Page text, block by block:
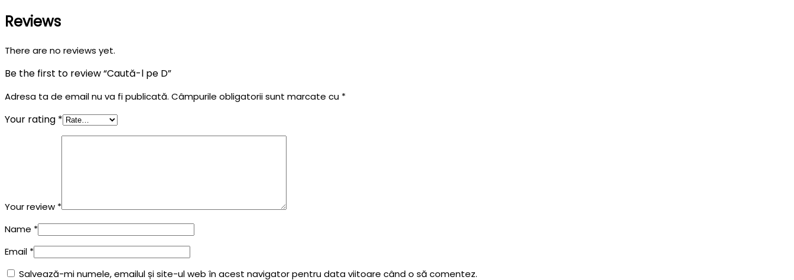
Reviews
There are no reviews yet.
Be the first to review “Caută-l pe D”
Adresa ta de email nu va fi publicată. Câmpurile obligatorii sunt marcate cu *
Your rating *
Your review *
Name *
Email *
Salvează-mi numele, emailul și site-ul web în acest navigator pentru data viitoare când o să comentez.